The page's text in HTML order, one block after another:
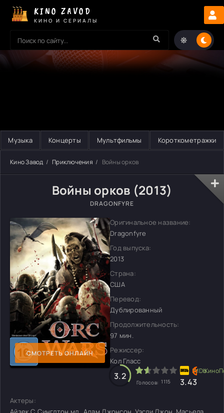
KINO ZAVOD
КИНО И СЕРИАЛЫ
Музыка Концерты Мультфильмы Короткометражки
Кино Завод Приключения Войны орков
Войны орков (2013)
DRAGONFYRE
СМОТРЕТЬ ОНЛАЙН
Оригинальное название:
Dragonfyre
Год выпуска:
2013
Страна:
США
Перевод:
Дублированный
Продолжительность:
97 мин.
Режиссер:
Кол Гласс
3.2
Голосов: 1115 3.43
Актеры: